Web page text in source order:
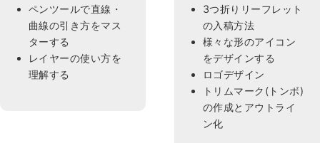
ペンツールで直線・
曲線の引き方をマス
ターする
レイヤーの使い方を
理解する
3つ折りリーフレット
の入稿方法
様々な形のアイコン
をデザインする
ロゴデザイン
トリムマーク(トンボ)
の作成とアウトライ
ン化